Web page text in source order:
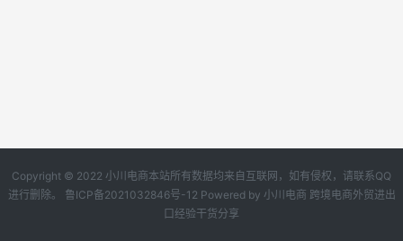
Copyright © 2022 小川电商本站所有数据均来自互联网，如有侵权，请联系QQ
进行删除。 鲁ICP备2021032846号-12 Powered by 小川电商 跨境电商外贸进出
口经验干货分享